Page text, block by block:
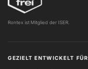
Rontex ist Mitglied der ISER.
GEZIELT ENTWICKELT FÜR